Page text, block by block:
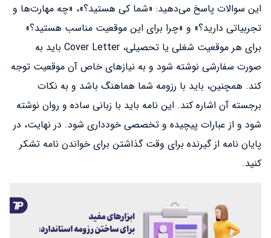
این سوالات پاسخ می‌دهید: «شما کی هستید؟»، «چه مهارت‌ها و
تجربیاتی دارید؟» و «چرا برای این موقعیت مناسب هستید؟»
برای هر موقعیت شغلی یا تحصیلی، Cover Letter باید به
صورت سفارشی نوشته شود و به نیازهای خاص آن موقعیت توجه
کند. همچنین، باید با رزومه شما هماهنگ باشد و به نکات
برجسته آن اشاره کند. این نامه باید با زبانی ساده و روان نوشته
شود و از عبارات پیچیده و تخصصی خودداری شود. در نهایت، در
پایان نامه از گیرنده برای وقت گذاشتن برای خواندن نامه تشکر
کنید.